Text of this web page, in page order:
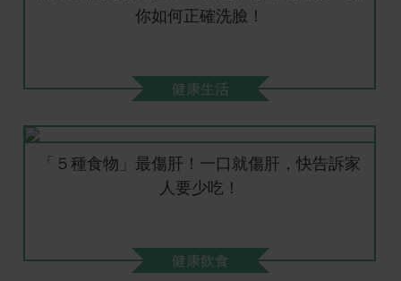
你如何正確洗臉！
健康生活
「５種食物」最傷肝！一口就傷肝，快告訴家
人要少吃！
健康飲食